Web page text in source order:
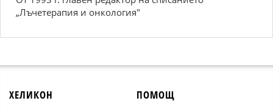
„Лъчетерапия и онкология"
ХЕЛИКОН ПОМОЩ